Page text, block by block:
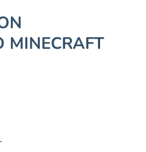
MINECRAFT